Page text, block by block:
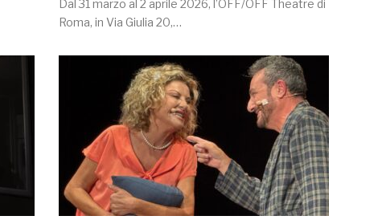
Dal 31 marzo al 2 aprile 2026, l’OFF/OFF Theatre di
Roma, in Via Giulia 20,…